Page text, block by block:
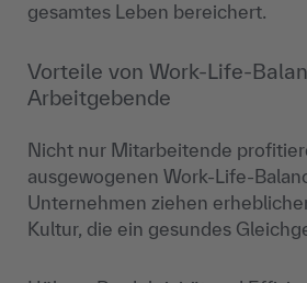
gesamtes Leben bereichert.
Vorteile von Work-Life-
Arbeitgebende
Nicht nur Mitarbeitende
ausgewogenen Work-Life-
Unternehmen ziehen
Kultur, die ein gesundes